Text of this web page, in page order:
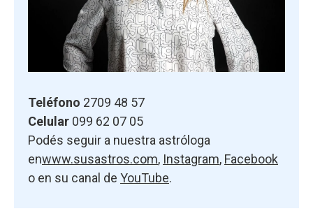
Teléfono 2709 48 57
Celular 099 62 07 05
Podés seguir a nuestra astróloga
enwww.susastros.com, Instagram, Facebook
o en su canal de YouTube.